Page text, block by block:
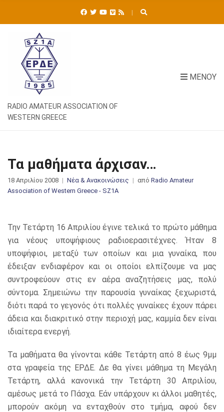
RADIO AMATEUR ASSOCIATION OF
WESTERN GREECE
ΜΕΝΟΎ
Τα μαθήματα άρχισαν…
18 Απριλίου 2008 Νέα & Ανακοινώσεις από Radio Amateur
Association of Western Greece - SZ1A
Την Τετάρτη 16 Απριλίου έγινε τελικά το πρώτο μάθημα
για νέους υποψήφιους ραδιοερασιτέχνες. Ήταν 8
υποψήφιοι, μεταξύ των οποίων και μια γυναίκα, που
έδειξαν ενδιαφέρον και οι οποίοι ελπίζουμε να μας
συντροφεύουν στις εν αέρα αναζητήσεις μας, πολύ
σύντομα. Σημειώνω την παρουσία γυναίκας ξεχωριστά,
διότι παρά το γεγονός ότι πολλές γυναίκες έχουν πάρει
άδεια και διακριτικό στην περιοχή μας, καμμία δεν είναι
ιδιαίτερα ενεργή.
Τα μαθήματα θα γίνονται κάθε Τετάρτη από 8 έως 9μμ
στα γραφεία της ΕΡΔΕ. Δε θα γίνει μάθημα τη Μεγάλη
Τετάρτη, αλλά κανονικά την Τετάρτη 30 Απριλίου,
αμέσως μετά το Πάσχα. Εάν υπάρχουν κι άλλοι μαθητές,
μπορούν ακόμη να ενταχθούν στο τμήμα, αφού δεν